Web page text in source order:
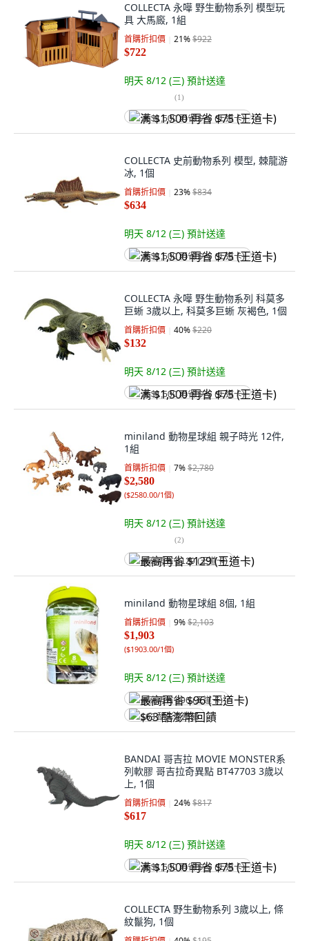
COLLECTA 永嘩 野生動物系列 模型玩
具 大馬廄, 1組
首購折扣價 21%$922
$722
明天 8/12 (三) 預計送達
(1)
满 $1,500 再省 $75 (王道卡)
COLLECTA 史前動物系列 模型, 棘龍游
冰, 1個
首購折扣價 23%$834
$634
明天 8/12 (三) 預計送達
满 $1,500 再省 $75 (王道卡)
COLLECTA 永嘩 野生動物系列 科莫多
巨蜥 3歲以上, 科莫多巨蜥 灰褐色, 1個
首購折扣價 40%$220
$132
明天 8/12 (三) 預計送達
满 $1,500 再省 $75 (王道卡)
miniland 動物星球組 親子時光 12件,
1組
首購折扣價 7%$2,780
$2,580
($2580.00/1個)
明天 8/12 (三) 預計送達
(2)
最高再省 $129 (王道卡)
miniland 動物星球組 8個, 1組
首購折扣價 9%$2,103
$1,903
($1903.00/1個)
明天 8/12 (三) 預計送達
最高再省 $96 (王道卡)
$63 酷澎幣回饋
BANDAI 哥吉拉 MOVIE MONSTER系
列軟膠 哥吉拉奇異點 BT47703 3歲以
上, 1個
首購折扣價 24%$817
$617
明天 8/12 (三) 預計送達
满 $1,500 再省 $75 (王道卡)
COLLECTA 野生動物系列 3歲以上, 條
紋鬣狗, 1個